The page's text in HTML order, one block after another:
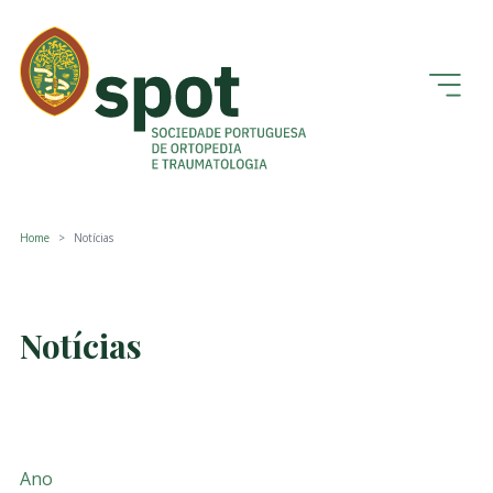
Home Notícias
Notícias
Ano